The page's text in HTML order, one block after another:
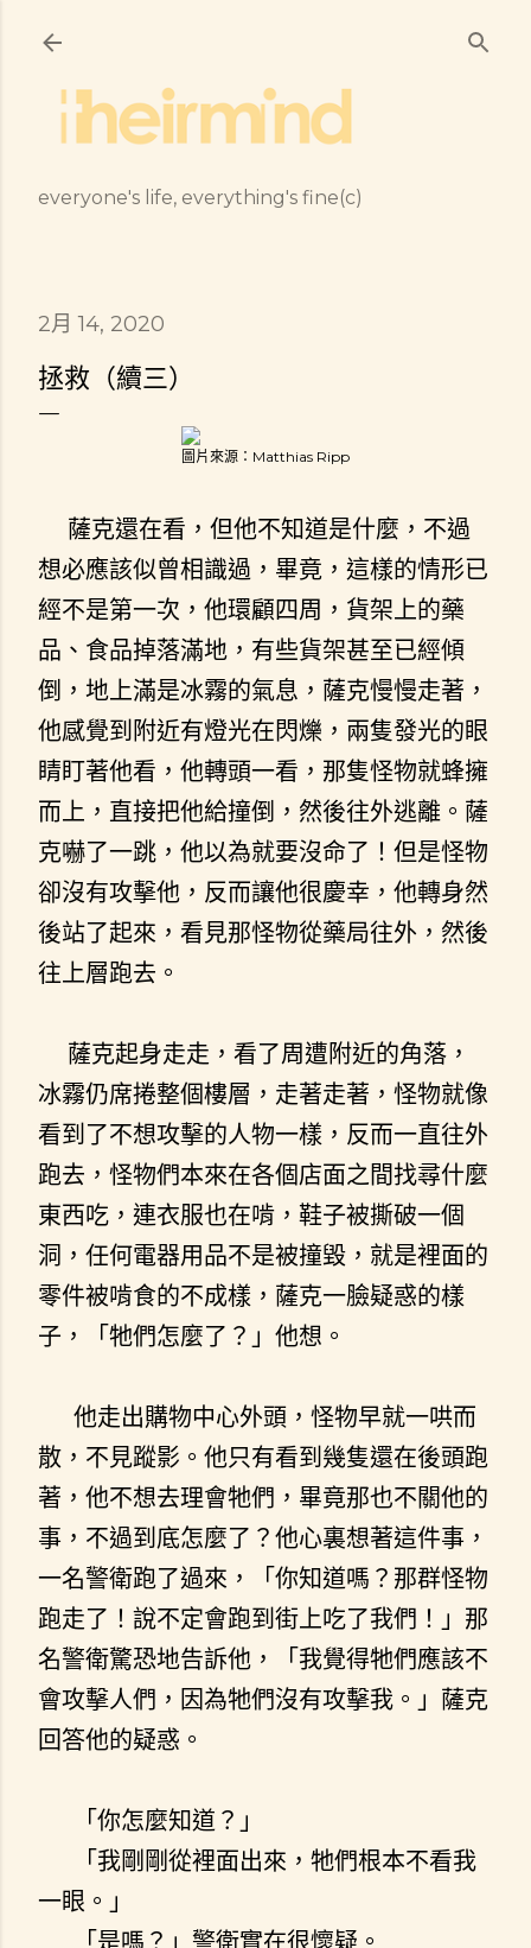
everyone's life, everything's fine(c)
2月 14, 2020
拯救（續三）
圖片來源：Matthias Ripp
薩克還在看，但他不知道是什麼，不過
想必應該似曾相識過，畢竟，這樣的情形已
經不是第一次，他環顧四周，貨架上的藥
品、食品掉落滿地，有些貨架甚至已經傾
倒，地上滿是冰霧的氣息，薩克慢慢走著，
他感覺到附近有燈光在閃爍，兩隻發光的眼
睛盯著他看，他轉頭一看，那隻怪物就蜂擁
而上，直接把他給撞倒，然後往外逃離。薩
克嚇了一跳，他以為就要沒命了！但是怪物
卻沒有攻擊他，反而讓他很慶幸，他轉身然
後站了起來，看見那怪物從藥局往外，然後
往上層跑去。
薩克起身走走，看了周遭附近的角落，
冰霧仍席捲整個樓層，走著走著，怪物就像
看到了不想攻擊的人物一樣，反而一直往外
跑去，怪物們本來在各個店面之間找尋什麼
東西吃，連衣服也在啃，鞋子被撕破一個
洞，任何電器用品不是被撞毀，就是裡面的
零件被啃食的不成樣，薩克一臉疑惑的樣
子，「牠們怎麼了？」他想。
他走出購物中心外頭，怪物早就一哄而
散，不見蹤影。他只有看到幾隻還在後頭跑
著，他不想去理會牠們，畢竟那也不關他的
事，不過到底怎麼了？他心裏想著這件事，
一名警衛跑了過來，「你知道嗎？那群怪物
跑走了！說不定會跑到街上吃了我們！」那
名警衛驚恐地告訴他，「我覺得牠們應該不
會攻擊人們，因為牠們沒有攻擊我。」薩克
回答他的疑惑。
「你怎麼知道？」
「我剛剛從裡面出來，牠們根本不看我
一眼。」
「是嗎？」警衛實在很懷疑。